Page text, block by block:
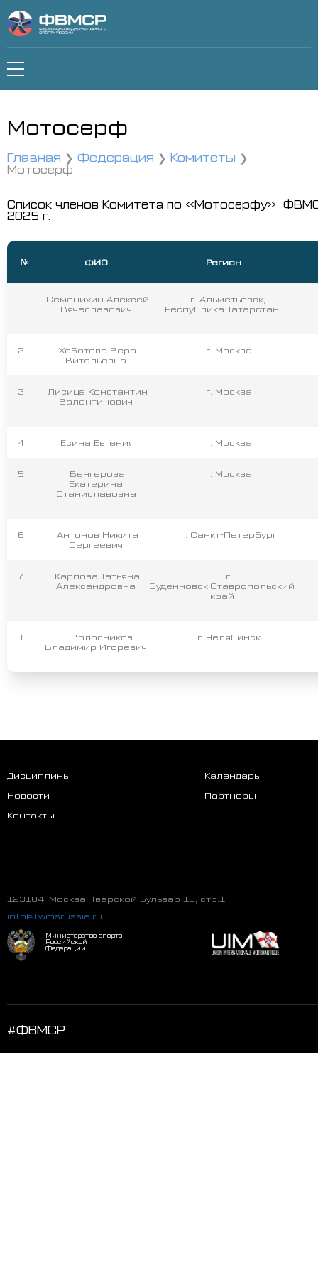
Мотосерф
Главная Федерация Комитеты
Мотосерф
Список членов Комитета по «Мотосерфу»
2025 г.
№ ФИО Регион
1
Семенихин Алексей
Вячеславович
г. Альметьевск,
Республика Татарстан
2
Хоботова Вера
Витальевна
г. Москва
3
Лисица Константин
Валентинович
г. Москва
4 Есина Евгения г. Москва
5
Венгерова
Екатерина
Станиславовна
г. Москва
6
Антонов Никита
Сергеевич
г. Санкт-Петербург
7
Карпова Татьяна
Александровна
г.
Буденновск,Ставропольский
край
8
Волосников
Владимир Игоревич
г. Челябинск
Дисциплины
Календарь
Новости
Партнеры
Контакты
123104, Москва, Тверской бульвар 13, стр.1
info@fwmsrussia.ru
Министерство спорта
Российской
Федерации
#ФВМСР